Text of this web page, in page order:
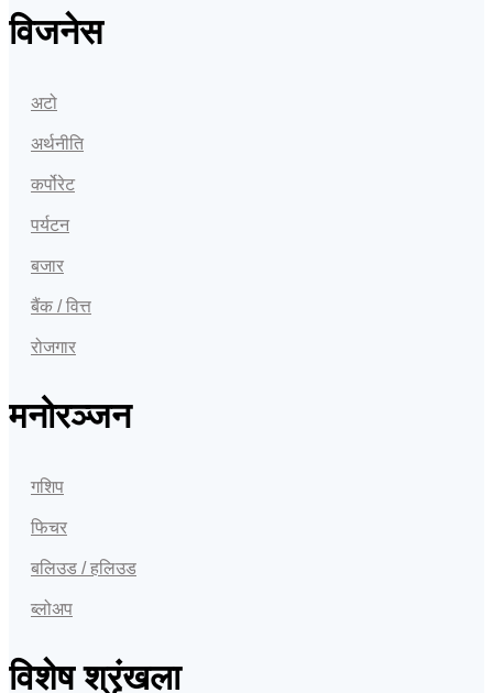
विजनेस
अटो
अर्थनीति
कर्पोरेट
पर्यटन
बजार
बैंक / वित्त
रोजगार
मनोरञ्जन
गशिप
फिचर
बलिउड / हलिउड
ब्लोअप
विशेष श्रृंखला